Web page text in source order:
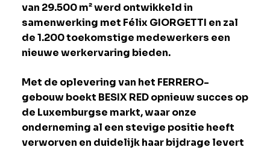
van 29.500 m² werd ontwikkeld in
samenwerking met Félix GIORGETTI en zal
de 1.200 toekomstige medewerkers een
nieuwe werkervaring bieden.
Met de oplevering van het FERRERO-
gebouw boekt BESIX RED opnieuw succes op
de Luxemburgse markt, waar onze
onderneming al een stevige positie heeft
verworven en duidelijk haar bijdrage levert